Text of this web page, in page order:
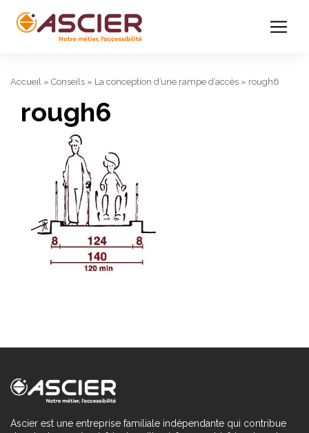
Accueil » Conseils » La conception d’une rampe d’accès » rough6
rough6
Ascier est une entreprise familiale indépendante qui contribue